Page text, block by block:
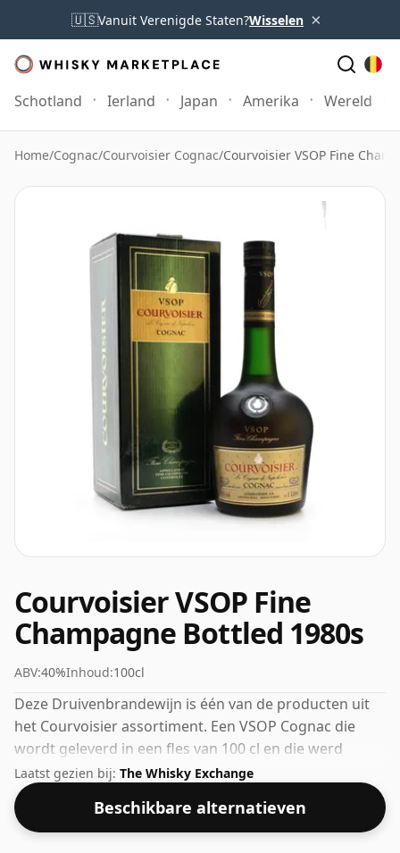
🇺🇸Vanuit Verenigde Staten?Wisselen ×
Schotland Ierland Japan Amerika Wereld
Home/Cognac/Courvoisier Cognac/Courvoisier VSOP Fine
Courvoisier VSOP Fine
Champagne Bottled 1980s
ABV:40%Inhoud:100cl
Deze Druivenbrandewijn is één van de producten uit
het Courvoisier assortiment. Een VSOP Cognac die
wordt geleverd in een fles van 100 cl en die werd
uitgebracht met een ABV van 40%.
Laatst gezien bij: The Whisky Exchange
Beschikbare alternatieven